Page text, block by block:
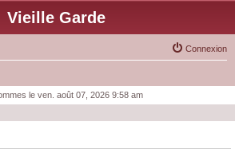
Vieille Garde
Connexion
le ven. août 07, 2026 9:58 am